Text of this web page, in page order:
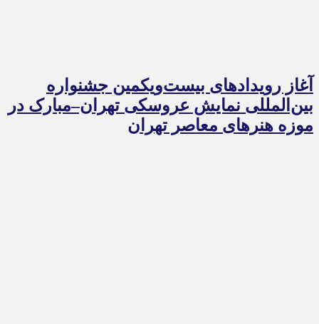
آغاز رویدادهای بیست‌ویکمین جشنواره
بین‌المللی نمایش عروسکی تهران–مبارک در
موزه هنرهای معاصر تهران